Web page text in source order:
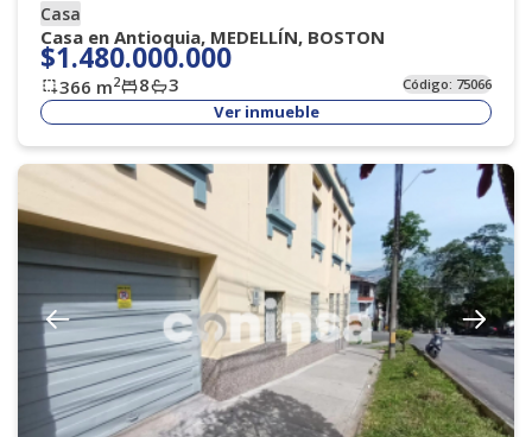
Casa
Casa en Antioquia, MEDELLÍN, BOSTON
$1.480.000.000
366 m2 8 3 Código: 75066
Ver inmueble